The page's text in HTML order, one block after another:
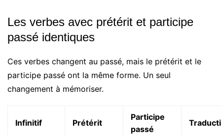
Les verbes avec prétérit et participe
passé identiques
Ces verbes changent au passé, mais le prétérit et le
participe passé ont la même forme. Un seul
changement à mémoriser.
Infinitif Prétérit
Participe
passé